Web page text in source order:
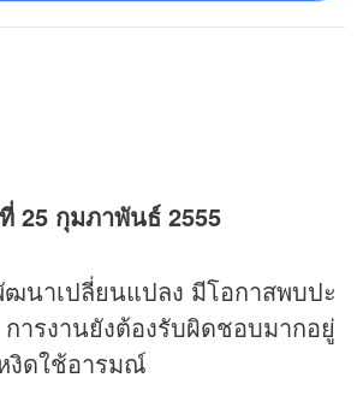
25 กุมภาพันธ์ 2555
นาเปลี่ยนแปลง มีโอกาสพบปะ
ารงานยังต้องรับผิดชอบมากอยู่
งิดใช้อารมณ์